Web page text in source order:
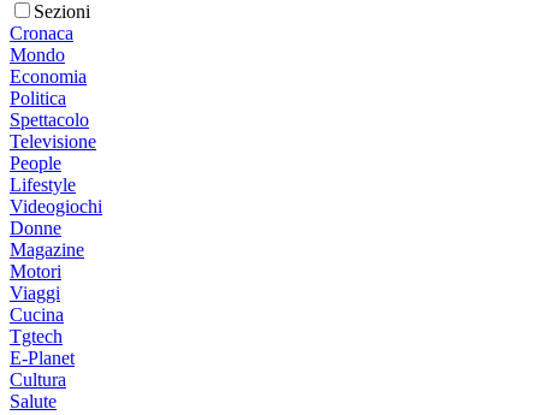
Sezioni
Cronaca
Mondo
Economia
Politica
Spettacolo
Televisione
People
Lifestyle
Videogiochi
Donne
Magazine
Motori
Viaggi
Cucina
Tgtech
E-Planet
Cultura
Salute